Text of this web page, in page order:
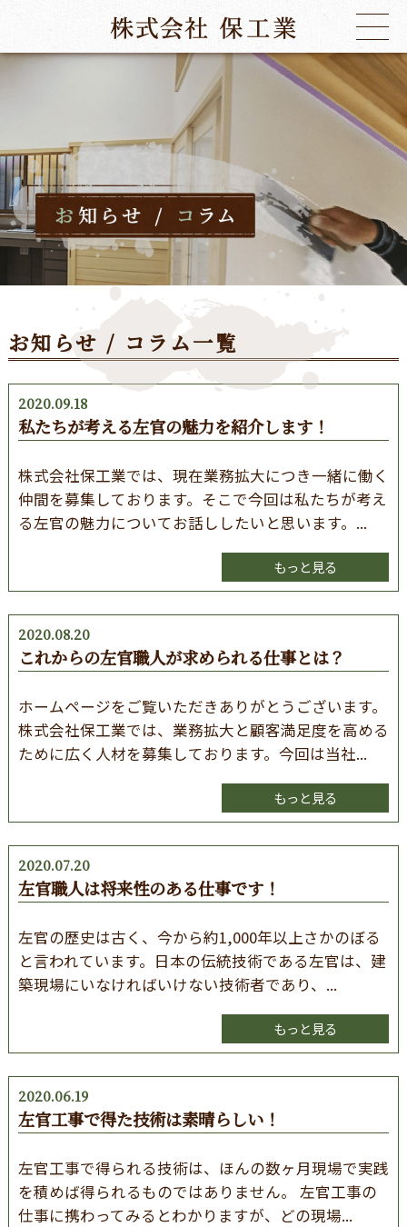
お知らせ / コラム一覧
2020.09.18
私たちが考える左官の魅力を紹介します！
株式会社保工業では、現在業務拡大につき一緒に働く
仲間を募集しております。そこで今回は私たちが考え
る左官の魅力についてお話ししたいと思います。...
もっと見る
2020.08.20
これからの左官職人が求められる仕事とは？
ホームページをご覧いただきありがとうございます。
株式会社保工業では、業務拡大と顧客満足度を高める
ために広く人材を募集しております。今回は当社...
もっと見る
2020.07.20
左官職人は将来性のある仕事です！
左官の歴史は古く、今から約1,000年以上さかのぼる
と言われています。日本の伝統技術である左官は、建
築現場にいなければいけない技術者であり、...
もっと見る
2020.06.19
左官工事で得た技術は素晴らしい！
左官工事で得られる技術は、ほんの数ヶ月現場で実践
を積めば得られるものではありません。 左官工事の
仕事に携わってみるとわかりますが、どの現場...